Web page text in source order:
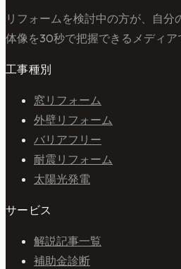
リフォームを検討中の方が、自分
体像を30秒で把握できるメディア
工事種別
窓リフォーム
外壁リフォーム
バリアフリー
耐震リフォーム
太陽光発電
サービス
解説記事一覧
補助金診断